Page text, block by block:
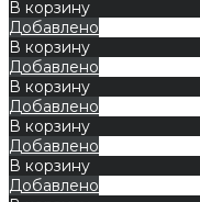
В корзину
Добавлено
В корзину
Добавлено
В корзину
Добавлено
В корзину
Добавлено
В корзину
Добавлено